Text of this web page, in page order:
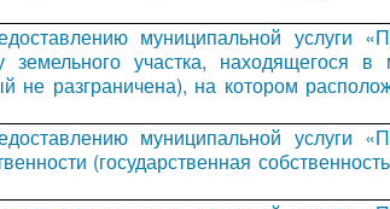
муниципальной услуги
участка, находящегося в
не разграничена), на котором
муниципальной услуги
(государственная